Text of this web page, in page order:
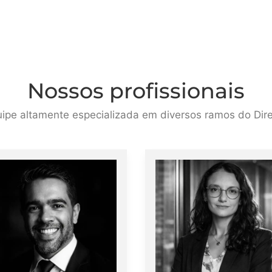
Nossos profissionais
altamente especializada em diversos ramos do